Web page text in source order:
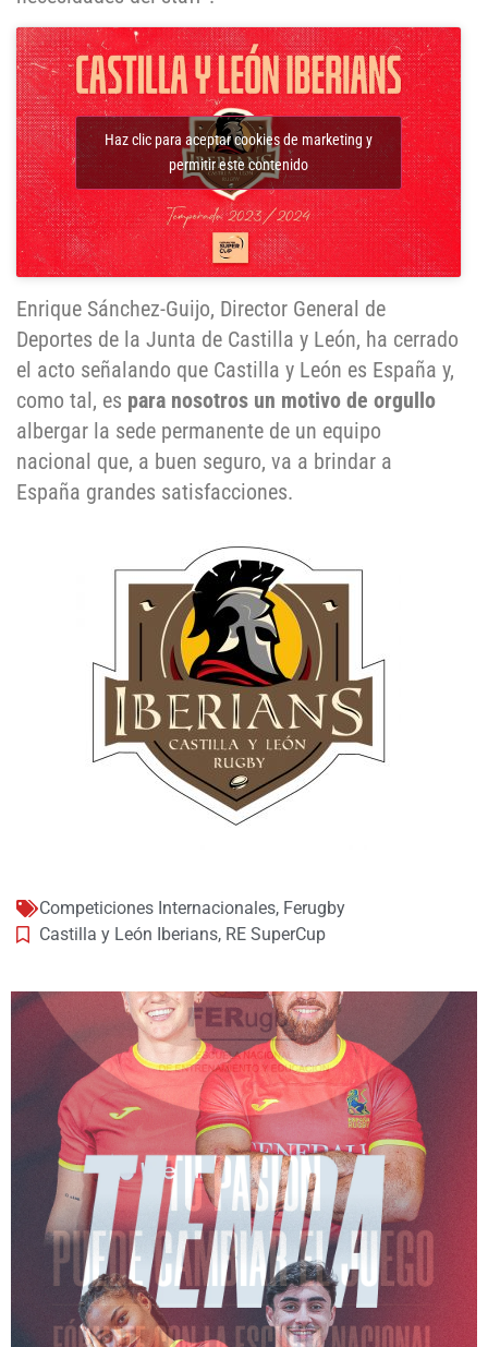
Haz clic para aceptar cookies de marketing y
permitir este contenido
Enrique Sánchez-Guijo, Director General de
Deportes de la Junta de Castilla y León, ha cerrado
el acto señalando que Castilla y León es España y,
como tal, es para nosotros un motivo de orgullo
albergar la sede permanente de un equipo
nacional que, a buen seguro, va a brindar a
España grandes satisfacciones.
Competiciones Internacionales, Ferugby
Castilla y León Iberians, RE SuperCup